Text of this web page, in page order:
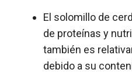
El solomillo de
de proteínas y
también es
debido a su